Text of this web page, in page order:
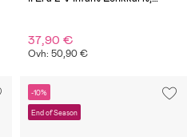
37,90 €
Ovh: 50,90 €
-10%
End of Season